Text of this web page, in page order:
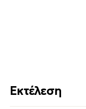
Εκτέλεση